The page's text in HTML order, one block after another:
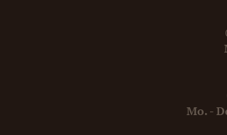
Mo. -